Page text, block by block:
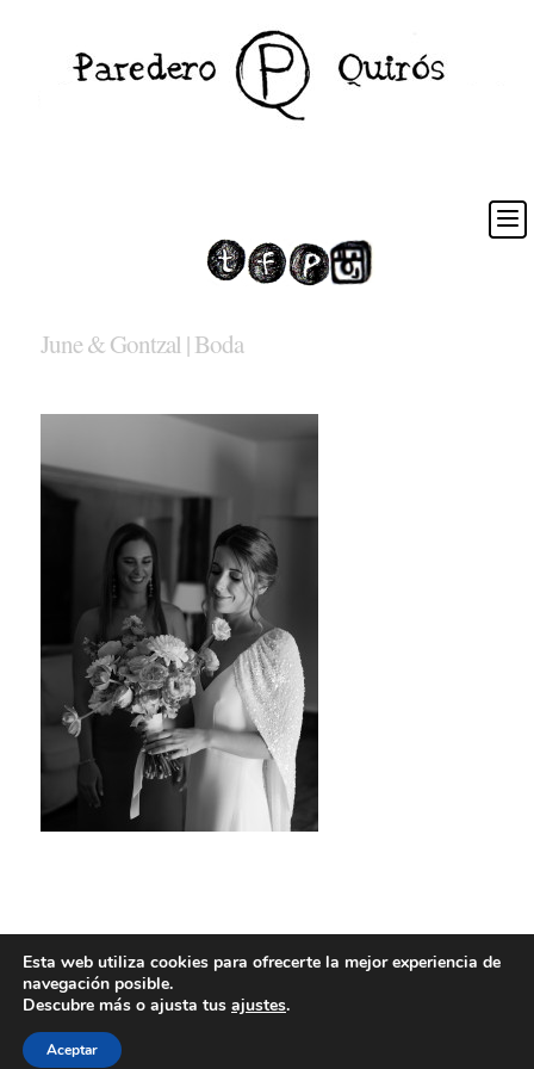
June & Gontzal | Boda
Esta web utiliza cookies para ofrecerte la mejor experiencia de
navegación posible.
Descubre más o ajusta tus ajustes.
Aceptar